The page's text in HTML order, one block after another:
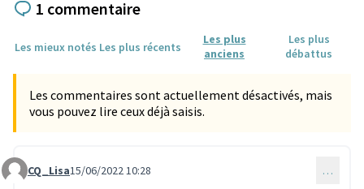
1 commentaire
Les mieux notés Les plus récents
Les plus
anciens
Les plus
débattus
Les commentaires sont actuellement désactivés, mais
vous pouvez lire ceux déjà saisis.
Commentaire 1756
CQ_Lisa15/06/2022 10:28 …